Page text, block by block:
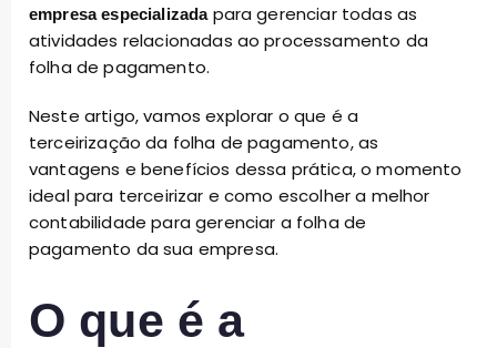
empresa especializadapara gerenciar todas as
atividades relacionadas ao processamento da
folha de pagamento.
Neste artigo, vamos explorar o que é a
terceirização da folha de pagamento, as
vantagens e benefícios dessa prática, o momento
ideal para terceirizar e como escolher a melhor
contabilidade para gerenciar a folha de
pagamento da sua empresa.
O que é a